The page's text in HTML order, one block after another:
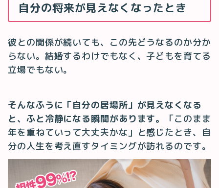
自分の将来が見えなくなったとき
彼との関係が続いても、この先どうなるのか分か
らない。結婚するわけでもなく、子どもを育てる
立場でもない。
そんなふうに「自分の居場所」が見えなくなる
と、ふと冷静になる瞬間があります。
「このまま
年を重ねていって大丈夫かな」と感じたとき、自
分の人生を考え直すタイミングが訪れるのです。